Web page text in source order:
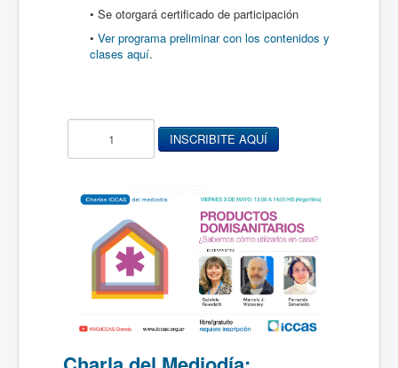
• Se otorgará certificado de participación
• Ver programa preliminar con los contenidos y
clases aquí.